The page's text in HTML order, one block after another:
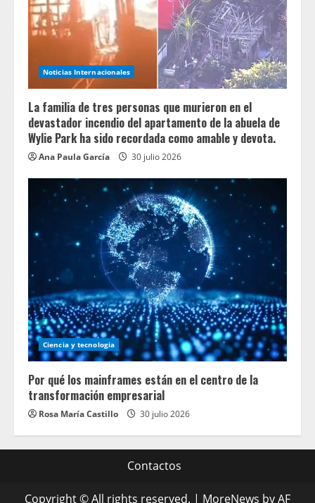
Noticias Internacionales
La familia de tres personas que murieron en el
devastador incendio del apartamento de la abuela de
Wylie Park ha sido recordada como amable y devota.
Ana Paula García 30 julio 2026
Ciencia y tecnologia
Por qué los mainframes están en el centro de la
transformación empresarial
Rosa María Castillo 30 julio 2026
Contactos
Copyright © All rights reserved. | MoreNews by AF